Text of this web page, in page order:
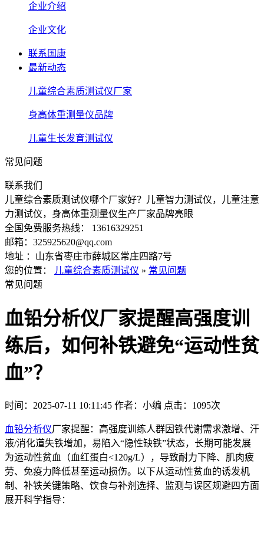
企业介绍
企业文化
联系国康
最新动态
儿童综合素质测试仪厂家
身高体重测量仪品牌
儿童生长发育测试仪
常见问题
联系我们
儿童综合素质测试仪哪个厂家好？儿童智力测试仪，儿童注意
力测试仪，身高体重测量仪生产厂家品牌亮眼
全国免费服务热线： 13616329251
邮箱：325925620@qq.com
地址 ：山东省枣庄市薛城区常庄四路7号
您的位置：
儿童综合素质测试仪 » 常见问题
常见问题
血铅分析仪厂家提醒高强度训
练后，如何补铁避免“运动性贫
血”？
时间：2025-07-11 10:11:45 作者：小编 点击： 1095次
血铅分析仪厂家提醒：高强度训练人群因铁代谢需求激增、汗
液/消化道失铁增加，易陷入“隐性缺铁”状态，长期可能发展
为运动性贫血（血红蛋白<120g/L），导致耐力下降、肌肉疲
劳、免疫力降低甚至运动损伤。以下从运动性贫血的诱发机
制、补铁关键策略、饮食与补剂选择、监测与误区规避四方面
展开科学指导：